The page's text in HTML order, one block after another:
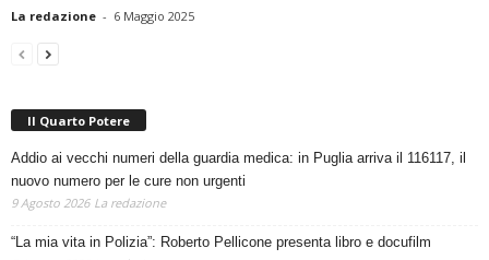
La redazione - 6 Maggio 2025
Il Quarto Potere
Addio ai vecchi numeri della guardia medica: in Puglia arriva il 116117, il
nuovo numero per le cure non urgenti
9 Agosto 2026 La redazione
“La mia vita in Polizia”: Roberto Pellicone presenta libro e docufilm